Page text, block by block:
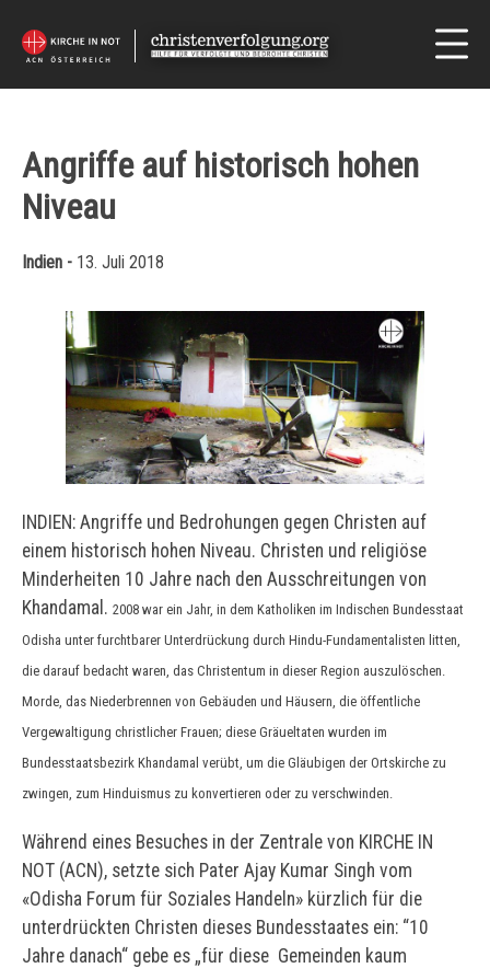
Angriffe auf historisch hohen
Niveau
Indien - 13. Juli 2018
INDIEN: Angriffe und Bedrohungen gegen Christen auf
einem historisch hohen Niveau. Christen und religiöse
Minderheiten 10 Jahre nach den Ausschreitungen von
Khandamal. 2008 war ein Jahr, in dem Katholiken im Indischen Bundesstaat
Odisha unter furchtbarer Unterdrückung durch Hindu-Fundamentalisten litten,
die darauf bedacht waren, das Christentum in dieser Region auszulöschen.
Morde, das Niederbrennen von Gebäuden und Häusern, die öffentliche
Vergewaltigung christlicher Frauen; diese Gräueltaten wurden im
Bundesstaatsbezirk Khandamal verübt, um die Gläubigen der Ortskirche zu
zwingen, zum Hinduismus zu konvertieren oder zu verschwinden.
Während eines Besuches in der Zentrale von KIRCHE IN
NOT (ACN), setzte sich Pater Ajay Kumar Singh vom
«Odisha Forum für Soziales Handeln» kürzlich für die
unterdrückten Christen dieses Bundesstaates ein: “10
Jahre danach“ gebe es „für diese Gemeinden kaum